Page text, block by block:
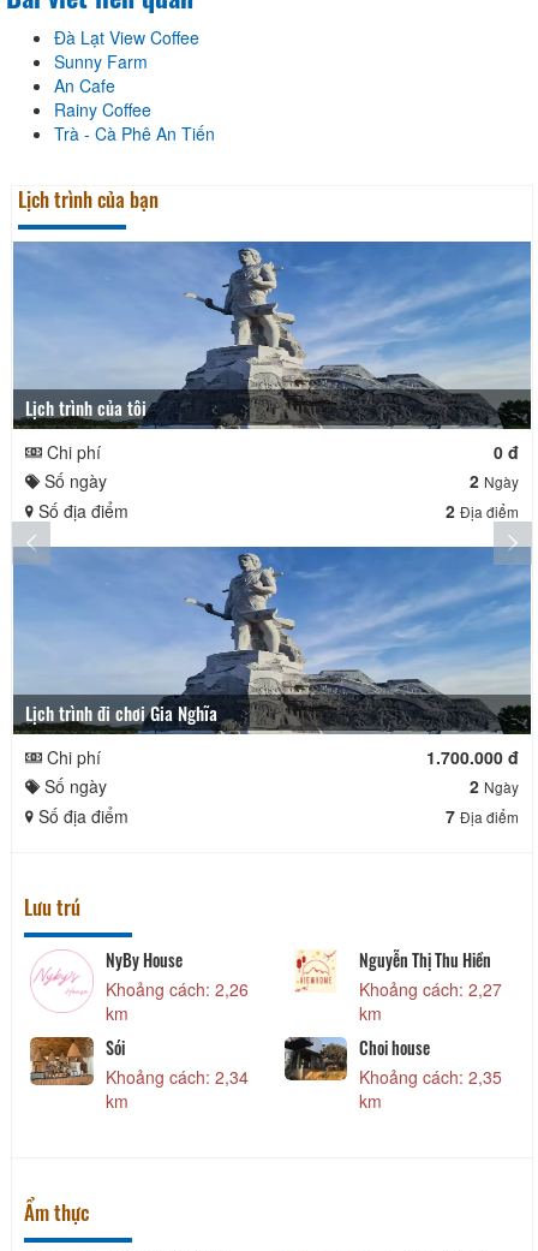
Đà Lạt View Coffee
Sunny Farm
An Cafe
Rainy Coffee
Trà - Cà Phê An Tiến
Lịch trình của bạn
Lịch trình của tôi
Chi phí
0 đ
Số ngày
2 Ngày
Số địa điểm 2 Địa điểm
Lịch trình đi chơi Gia Nghĩa
Chi phí
1.700.000 đ
Số ngày
2 Ngày
Số địa điểm 7 Địa điểm
Lưu trú
Tuấn Vũ Villa
Khoảng cách: 2,11
km
Villa Atiso
Khoảng cách: 2,13
km
Lê
Khoảng cách: 2,22
km
CSLT Lê Home
Khoảng cách: 2,22
km
Ẩm thực